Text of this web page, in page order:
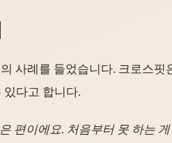
사례를 들었습니다. 크로스
다고 합니다.
편이에요. 처음부터 못 하는